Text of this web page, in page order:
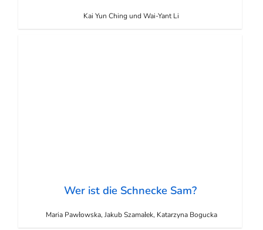
Kai Yun Ching und Wai-Yant Li
Wer ist die Schnecke Sam?
Maria Pawłowska, Jakub Szamałek, Katarzyna Bogucka